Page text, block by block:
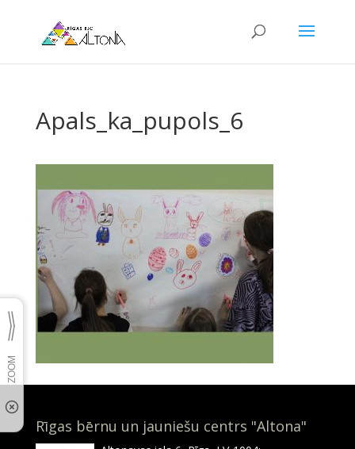
Apals_ka_pupols_6
Rīgas bērnu un jauniešu centrs "Altona"